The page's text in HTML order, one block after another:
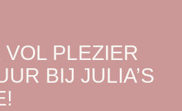
PLEZIER
BIJ JULIA’S